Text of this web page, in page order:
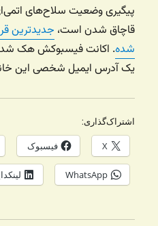
پیگیری وضعیت سلاح‌های
قاچاق شدن است، جدیدترین
شده. اکانت فیسبوکش هک
یک آدرس ایمیل شخصی این
اشتراک‌گذاری:
X فیسبوک
WhatsApp